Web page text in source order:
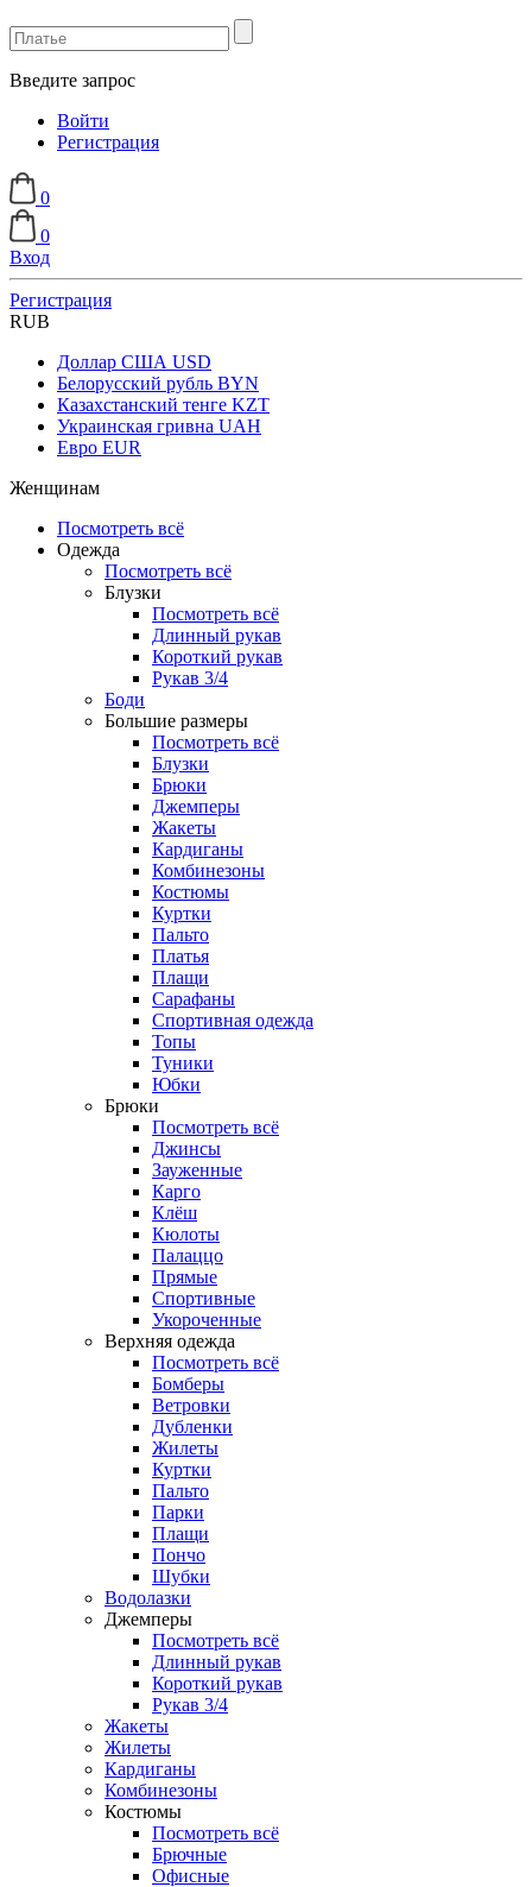
Введите запрос
Войти
Регистрация
0
0
Вход
Регистрация
RUB
Доллар США USD
Белорусский рубль BYN
Казахстанский тенге KZT
Украинская гривна UAH
Евро EUR
Женщинам
Посмотреть всё
Одежда
Посмотреть всё
Блузки
Посмотреть всё
Длинный рукав
Короткий рукав
Рукав 3/4
Боди
Большие размеры
Посмотреть всё
Блузки
Брюки
Джемперы
Жакеты
Кардиганы
Комбинезоны
Костюмы
Куртки
Пальто
Платья
Плащи
Сарафаны
Спортивная одежда
Топы
Туники
Юбки
Брюки
Посмотреть всё
Джинсы
Зауженные
Карго
Клёш
Кюлоты
Палаццо
Прямые
Спортивные
Укороченные
Верхняя одежда
Посмотреть всё
Бомберы
Ветровки
Дубленки
Жилеты
Куртки
Пальто
Парки
Плащи
Пончо
Шубки
Водолазки
Джемперы
Посмотреть всё
Длинный рукав
Короткий рукав
Рукав 3/4
Жакеты
Жилеты
Кардиганы
Комбинезоны
Костюмы
Посмотреть всё
Брючные
Офисные